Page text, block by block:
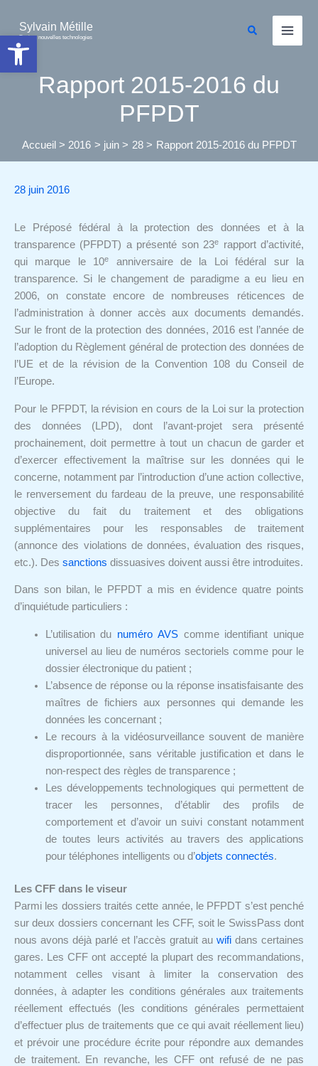
Ouvrir la barre d’outils
contenu
Sylvain Métille
Droit et nouvelles technologies
Rechercher
Rapport 2015-2016 du
PFPDT
Accueil 2016 juin 28 Rapport 2015-2016 du PFPDT
28 juin 2016
Le Préposé fédéral à la protection des données et à la
transparence (PFPDT) a présenté son 23e
rapport d’activité,
qui marque le 10e
anniversaire de la Loi fédéral sur la
transparence. Si le changement de paradigme a eu lieu en
2006, on constate encore de nombreuses réticences de
l’administration à donner accès aux documents demandés.
Sur le front de la protection des données, 2016 est l’année de
l’adoption du Règlement général de protection des données de
l’UE et de la révision de la Convention 108 du Conseil de
l’Europe.
Pour le PFPDT, la révision en cours de la Loi sur la protection
des données (LPD), dont l’avant-projet sera présenté
prochainement, doit permettre à tout un chacun de garder et
d’exercer effectivement la maîtrise sur les données qui le
concerne, notamment par l’introduction d’une action collective,
le renversement du fardeau de la preuve, une responsabilité
objective du fait du traitement et des obligations
supplémentaires pour les responsables de traitement
(annonce des violations de données, évaluation des risques,
etc.). Des sanctions dissuasives doivent aussi être introduites.
Dans son bilan, le PFPDT a mis en évidence quatre points
d’inquiétude particuliers :
L’utilisation du numéro AVScomme identifiant unique
universel au lieu de numéros sectoriels comme pour le
dossier électronique du patient ;
L’absence de réponse ou la réponse insatisfaisante des
maîtres de fichiers aux personnes qui demande les
données les concernant ;
Le recours à la vidéosurveillance souvent de manière
disproportionnée, sans véritable justification et dans le
non-respect des règles de transparence ;
Les développements technologiques qui permettent de
tracer les personnes, d’établir des profils de
comportement et d’avoir un suivi constant notamment
de toutes leurs activités au travers des applications
pour téléphones intelligents ou d’objets connectés.
Les CFF dans le viseur
Parmi les dossiers traités cette année, le PFPDT s’est penché
sur deux dossiers concernant les CFF, soit le SwissPass dont
nous avons déjà parlé et l’accès gratuit au wifi dans certaines
gares. Les CFF ont accepté la plupart des recommandations,
notamment celles visant à limiter la conservation des
données, à adapter les conditions générales aux traitements
réellement effectués (les conditions générales permettaient
d’effectuer plus de traitements que ce qui avait réellement lieu)
et prévoir une procédure écrite pour répondre aux demandes
de traitement. En revanche, les CFF ont refusé de ne pas